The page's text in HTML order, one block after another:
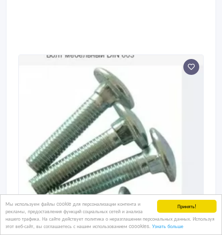
Принять!
Мы используем файлы cookie для персонализации контента и
рекламы, предоставления функций социальных сетей и анализа
нашего трафика. На сайте действует политика о неразглашении персональных данных. Используя
этот веб-сайт, вы соглашаетесь с нашим использованием coookies. Узнать больше